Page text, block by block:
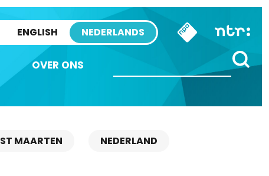
ENGLISH NEDERLANDS
OVER ONS
ST MAARTEN NEDERLAND